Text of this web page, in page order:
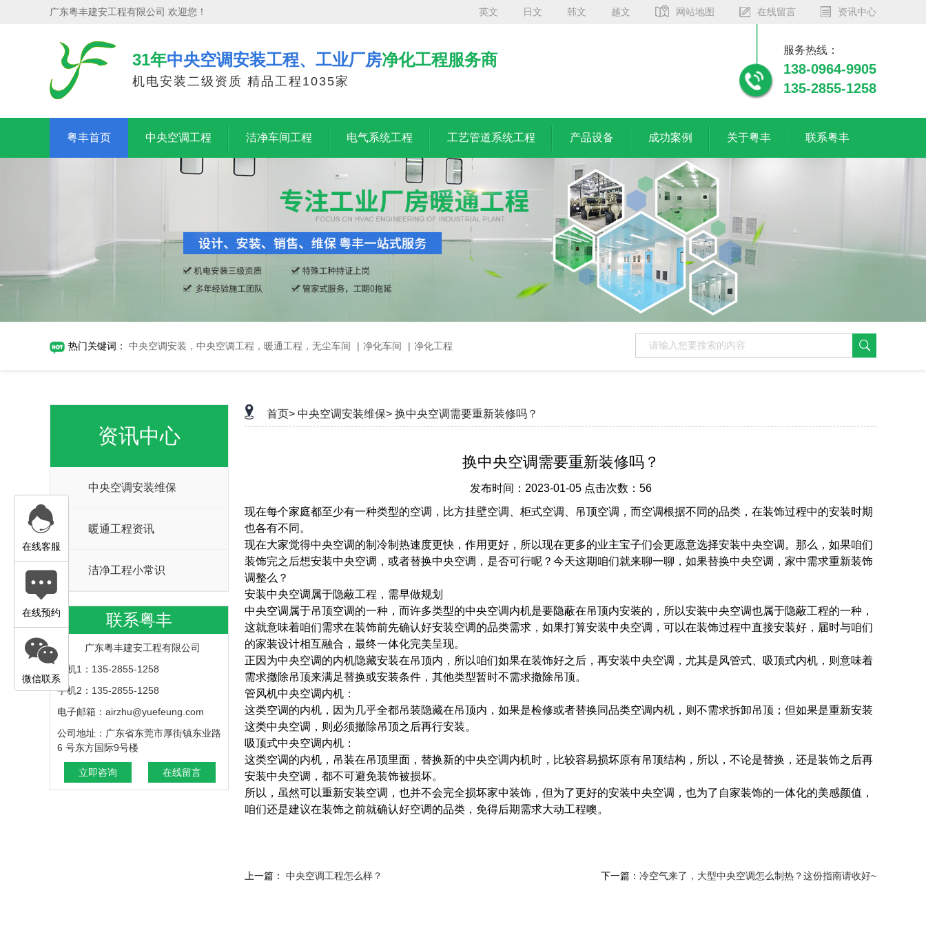
广东粤丰建安工程有限公司 欢迎您！ 英文 日文 韩文 越文 网站地图 在线留言 资讯中心
31年中央空调安装工程、工业厂房净化工程服务商
机电安装二级资质 精品工程1035家
服务热线：
138-0964-9905
135-2855-1258
粤丰首页 中央空调工程 洁净车间工程 电气系统工程 工艺管道系统工程 产品设备 成功案例 关于粤丰 联系粤丰
热门关键词： 中央空调安装，中央空调工程，暖通工程，无尘车间 | 净化车间 | 净化工程
资讯中心
中央空调安装维保
暖通工程资讯
洁净工程小常识
联系粤丰
广东粤丰建安工程有限公司
手机1：135-2855-1258
手机2：135-2855-1258
电子邮箱：airzhu@yuefeung.com
公司地址：广东省东莞市厚街镇东业路
6 号东方国际9号楼
立即咨询 在线留言
首页> 中央空调安装维保> 换中央空调需要重新装修吗？
换中央空调需要重新装修吗？
发布时间：2023-01-05 点击次数：56
现在每个家庭都至少有一种类型的空调，比方挂壁空调、柜式空调、吊顶空调，而空调根据不同的品类，在装饰过程中的安装时期
也各有不同。
现在大家觉得中央空调的制冷制热速度更快，作用更好，所以现在更多的业主宝子们会更愿意选择安装中央空调。那么，如果咱们
装饰完之后想安装中央空调，或者替换中央空调，是否可行呢？今天这期咱们就来聊一聊，如果替换中央空调，家中需求重新装饰
调整么？
安装中央空调属于隐蔽工程，需早做规划
中央空调属于吊顶空调的一种，而许多类型的中央空调内机是要隐蔽在吊顶内安装的，所以安装中央空调也属于隐蔽工程的一种，
这就意味着咱们需求在装饰前先确认好安装空调的品类需求，如果打算安装中央空调，可以在装饰过程中直接安装好，届时与咱们
的家装设计相互融合，最终一体化完美呈现。
正因为中央空调的内机隐藏安装在吊顶内，所以咱们如果在装饰好之后，再安装中央空调，尤其是风管式、吸顶式内机，则意味着
需求撤除吊顶来满足替换或安装条件，其他类型暂时不需求撤除吊顶。
管风机中央空调内机：
这类空调的内机，因为几乎全都吊装隐藏在吊顶内，如果是检修或者替换同品类空调内机，则不需求拆卸吊顶；但如果是重新安装
这类中央空调，则必须撤除吊顶之后再行安装。
吸顶式中央空调内机：
这类空调的内机，吊装在吊顶里面，替换新的中央空调内机时，比较容易损坏原有吊顶结构，所以，不论是替换，还是装饰之后再
安装中央空调，都不可避免装饰被损坏。
所以，虽然可以重新安装空调，也并不会完全损坏家中装饰，但为了更好的安装中央空调，也为了自家装饰的一体化的美感颜值，
咱们还是建议在装饰之前就确认好空调的品类，免得后期需求大动工程噢。
上一篇： 中央空调工程怎么样？ 下一篇： 冷空气来了，大型中央空调怎么制热？这份指南请收好~
在线客服
在线预约
微信联系